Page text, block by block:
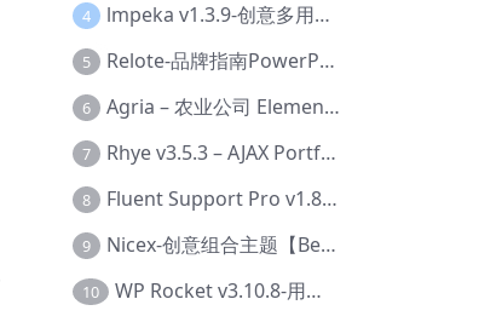
4 lmpeka v1.3.9-创意多用途 WordPress 主题【Be-0064】
5 Relote-品牌指南PowerPoint模板【Dc-0076】
6 Agria – 农业公司 Elementor Pro 模板套件【Aa-0003】
7 Rhye v3.5.3 – AJAX Portfolio WordPress 主题【Bi-0049】
8 Fluent Support Pro v1.8.1 – WordPress 支持票务系统【Cc-0041】
9 Nicex-创意组合主题【Be-0092】
10 WP Rocket v3.10.8-用于wordpress速度优化的缓存加速插件【Cd-0019】